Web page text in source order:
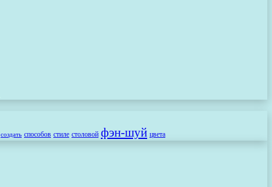
создать способов стиле столовой фэн-шуй цвета